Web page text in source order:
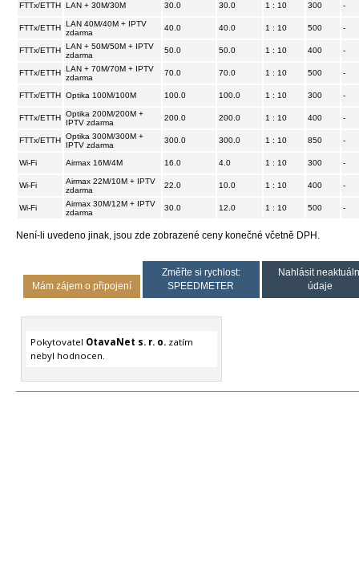
FTTx/ETTH LAN + 30M/30M 30.0 30.0 1 : 10 300 -
FTTx/ETTH LAN 40M/40M + IPTV
zdarma
40.0 40.0 1 : 10 500 -
FTTx/ETTH LAN + 50M/50M + IPTV
zdarma
50.0 50.0 1 : 10 400 -
FTTx/ETTH LAN + 70M/70M + IPTV
zdarma
70.0 70.0 1 : 10 500 -
FTTx/ETTH Optika 100M/100M 100.0 100.0 1 : 10 300 -
FTTx/ETTH Optika 200M/200M +
IPTV zdarma
200.0 200.0 1 : 10 400 -
FTTx/ETTH Optika 300M/300M +
IPTV zdarma
300.0 300.0 1 : 10 850 -
Wi-Fi Airmax 16M/4M 16.0 4.0 1 : 10 300 -
Wi-Fi
Airmax 22M/10M + IPTV
zdarma
22.0 10.0 1 : 10 400 -
Wi-Fi
Airmax 30M/12M + IPTV
zdarma
30.0 12.0 1 : 10 500 -
Není-li uvedeno jinak, jsou zde zobrazené ceny konečné včetně DPH.
Mám zájem o připojení
Změřte si rychlost:
SPEEDMETER
Nahlásit
údaje
Pokytovatel OtavaNet s. r. o.zatím
nebyl hodnocen.